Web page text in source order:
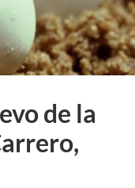
de la